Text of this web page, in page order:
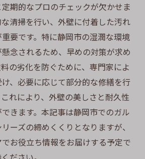
期的なプロのチェックが欠かせま
清掃を行い、外壁に付着した汚れ
要です。特に静岡市の湿潤な環境
念されるため、早めの対策が求め
の劣化を防ぐために、専門家によ
、必要に応じて部分的な修繕を行
れにより、外壁の美しさと耐久性
きます。本記事は静岡市でのガル
ーズの締めくくりとなりますが、
お役立ち情報をお届けする予定で